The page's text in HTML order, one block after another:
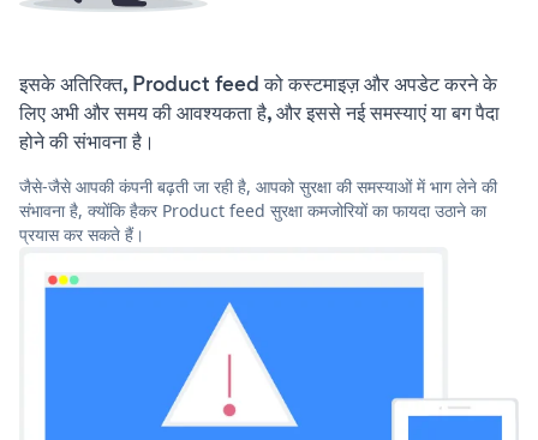
इसके अतिरिक्त, Product feed को कस्टमाइज़ और अपडेट करने के
लिए अभी और समय की आवश्यकता है, और इससे नई समस्याएं या बग पैदा
होने की संभावना है।
जैसे-जैसे आपकी कंपनी बढ़ती जा रही है, आपको सुरक्षा की समस्याओं में भाग लेने की
संभावना है, क्योंकि हैकर Product feed सुरक्षा कमजोरियों का फायदा उठाने का
प्रयास कर सकते हैं।